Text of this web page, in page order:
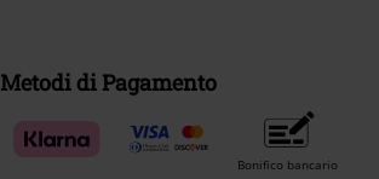
Metodi di Pagamento
Bonifico bancario